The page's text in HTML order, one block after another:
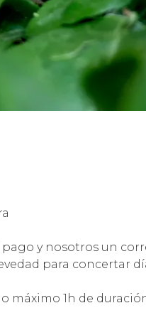
y nosotros un
para concertar
máximo 1h de